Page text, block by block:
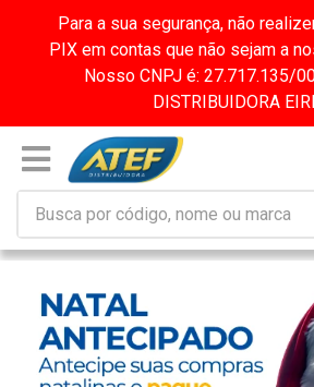
Para a sua segurança, não
PIX em contas que não sejam a
Nosso CNPJ é: 27.717.135/
DISTRIBUIDORA